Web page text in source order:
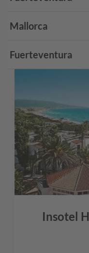
Mallorca
Fuerteventura
Insotel